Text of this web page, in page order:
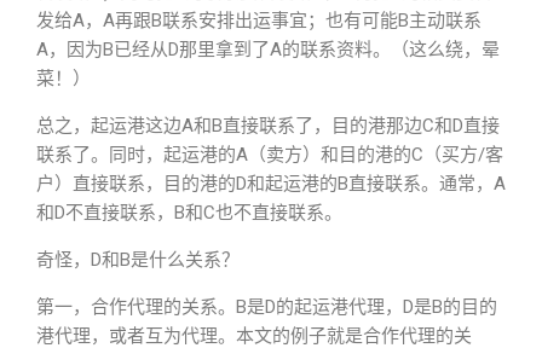
发给A，A再跟B联系安排出运事宜；也有可能B主动联系
A，因为B已经从D那里拿到了A的联系资料。（这么绕，晕
菜！）
总之，起运港这边A和B直接联系了，目的港那边C和D直接
联系了。同时，起运港的A（卖方）和目的港的C（买方/客
户）直接联系，目的港的D和起运港的B直接联系。通常，A
和D不直接联系，B和C也不直接联系。
奇怪，D和B是什么关系？
第一，合作代理的关系。B是D的起运港代理，D是B的目的
港代理，或者互为代理。本文的例子就是合作代理的关